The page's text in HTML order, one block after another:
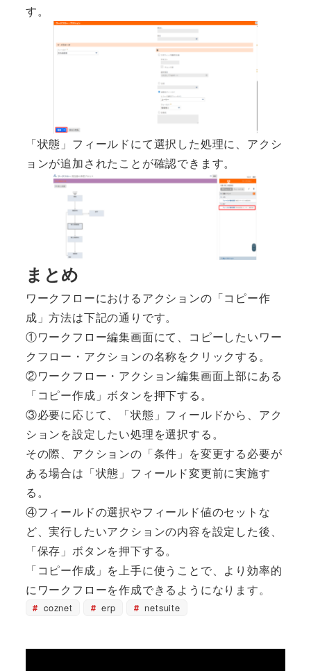
す。
「状態」フィールドにて選択した処理に、アクシ
ョンが追加されたことが確認できます。
まとめ
ワークフローにおけるアクションの「コピー作
成」方法は下記の通りです。
①ワークフロー編集画面にて、コピーしたいワー
クフロー・アクションの名称をクリックする。
②ワークフロー・アクション編集画面上部にある
「コピー作成」ボタンを押下する。
③必要に応じて、「状態」フィールドから、アク
ションを設定したい処理を選択する。
その際、アクションの「条件」を変更する必要が
ある場合は「状態」フィールド変更前に実施す
る。
④フィールドの選択やフィールド値のセットな
ど、実行したいアクションの内容を設定した後、
「保存」ボタンを押下する。
「コピー作成」を上手に使うことで、より効率的
にワークフローを作成できるようになります。
coznet erp netsuite